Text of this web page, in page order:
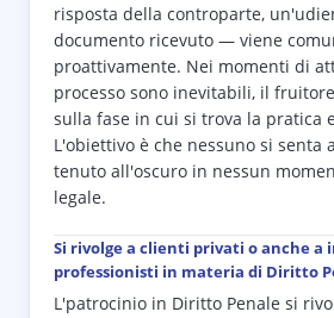
risposta della controparte,
documento ricevuto — viene
proattivamente. Nei momenti di
processo sono inevitabili, il
sulla fase in cui si trova la pratica
L'obiettivo è che nessuno si senta
tenuto all'oscuro in nessun
legale.
Si rivolge a clienti privati o anche a
professionisti in materia di Diritto
L'patrocinio in Diritto Penale si